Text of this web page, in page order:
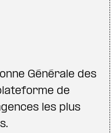
Générale des
de
les plus